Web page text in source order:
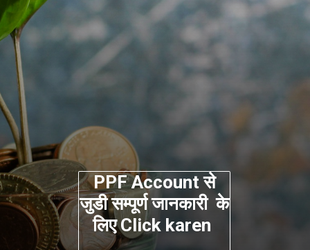
PPF Account से
जुडी सम्पूर्ण जानकारी के
लिए Click karen